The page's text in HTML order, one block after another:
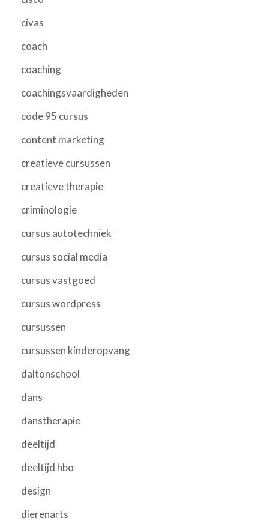
civas
coach
coaching
coachingsvaardigheden
code 95 cursus
content marketing
creatieve cursussen
creatieve therapie
criminologie
cursus autotechniek
cursus social media
cursus vastgoed
cursus wordpress
cursussen
cursussen kinderopvang
daltonschool
dans
danstherapie
deeltijd
deeltijd hbo
design
dierenarts